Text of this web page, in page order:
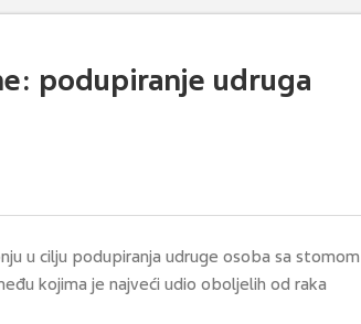
podupiranje udruga
u cilju podupiranja udruge osoba sa stomom
kojima je najveći udio oboljelih od raka